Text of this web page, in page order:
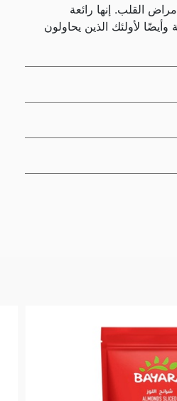
القلب. إنها رائعة
وأيضًا لأولئك الذين يحاولون